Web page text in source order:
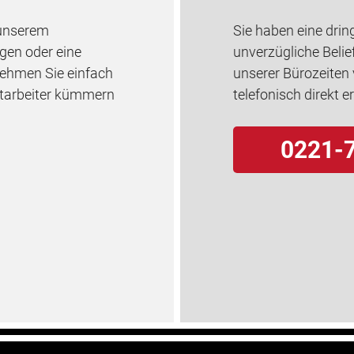
oder eine
Sie einfach
kümmern
Sie haben eine
unverzügliche
unserer
telefonisch direkt
0221-